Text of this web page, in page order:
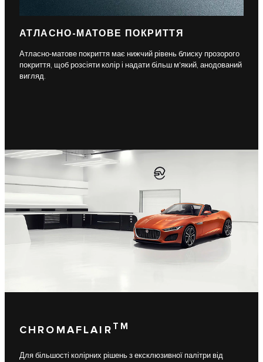
АТЛАСНО-МАТОВЕ ПОКРИТТЯ
Атласно-матове покриття має нижчий рівень блиску прозорого
покриття, щоб розсіяти колір і надати більш м'який, анодований
вигляд.
CHROMAFLAIR TM
Для більшості колірних рішень з ексклюзивної палітри від